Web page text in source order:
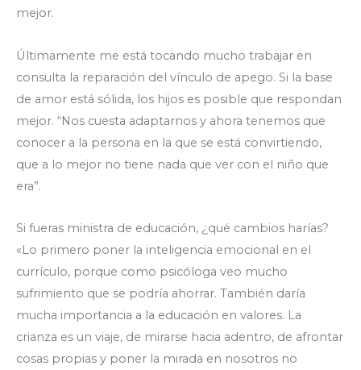
mejor.
Últimamente me está tocando mucho trabajar en
consulta la reparación del vínculo de apego. Si la base
de amor está sólida, los hijos es posible que respondan
mejor. “Nos cuesta adaptarnos y ahora tenemos que
conocer a la persona en la que se está convirtiendo,
que a lo mejor no tiene nada que ver con el niño que
era”.
Si fueras ministra de educación, ¿qué cambios harías?
«Lo primero poner la inteligencia emocional en el
currículo, porque como psicóloga veo mucho
sufrimiento que se podría ahorrar. También daría
mucha importancia a la educación en valores. La
crianza es un viaje, de mirarse hacia adentro, de afrontar
cosas propias y poner la mirada en nosotros no